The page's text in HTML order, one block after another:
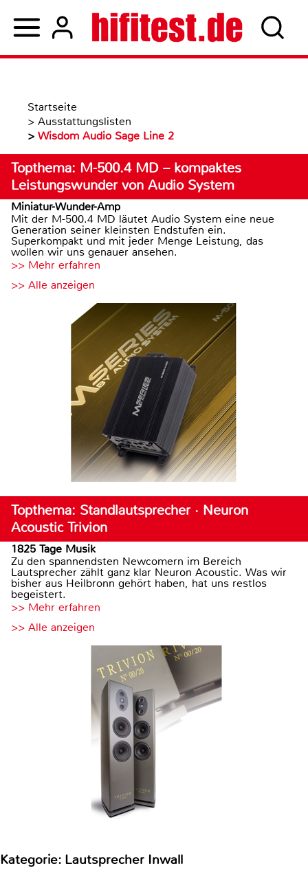
Startseite
> Ausstattungslisten
> Wisdom Audio Sage Line 2
Topthema: M-500.4 MD – kompaktes
Leistungswunder von Audio System
Miniatur-Wunder-Amp
Mit der M-500.4 MD läutet Audio System eine neue
Generation seiner kleinsten Endstufen ein.
Superkompakt und mit jeder Menge Leistung, das
wollen wir uns genauer ansehen.
>> Mehr erfahren
>> Alle anzeigen
Topthema: Standlautsprecher · Neuron
Acoustic Trivion
1825 Tage Musik
Zu den spannendsten Newcomern im Bereich
Lautsprecher zählt ganz klar Neuron Acoustic. Was wir
bisher aus Heilbronn gehört haben, hat uns restlos
begeistert.
>> Mehr erfahren
>> Alle anzeigen
Kategorie: Lautsprecher Inwall